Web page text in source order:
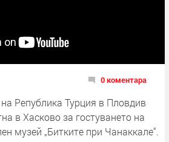
0 коментара
Република Турция в Пловдив
в Хасково за гостуването на
музей „Битките при Чанаккале“.